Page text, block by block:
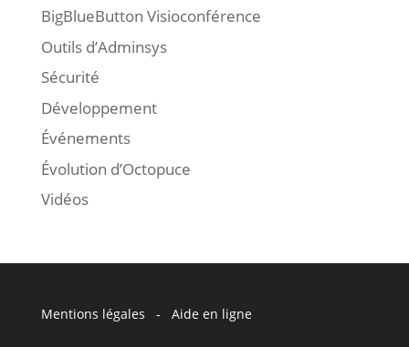
BigBlueButton Visioconférence
Outils d’Adminsys
Sécurité
Développement
Événements
Évolution d’Octopuce
Vidéos
Mentions légales - Aide en ligne